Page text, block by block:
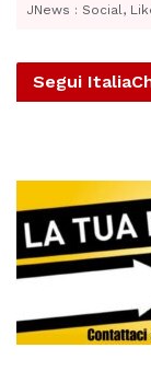
JNews : Social,
Segui